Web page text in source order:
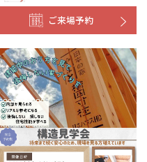
ご来場予約